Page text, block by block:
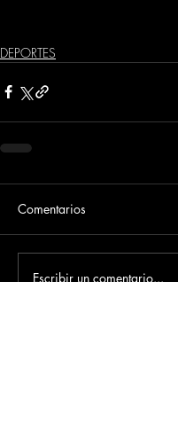
DEPORTES
Comentarios
Escribir un comentario...